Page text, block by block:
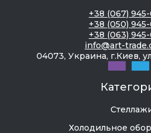
Вертикальное
чему товар можно
нескольких уровнях
имеющих
можно было менять
зависимо от высоты
изделия. Полки тоже
стекла или лёгкого
улучшения обзорности;
+38 (067)
+38 (050)
+38 (063)
info@art-
04073, Украина, г.Киев,
Холодильное